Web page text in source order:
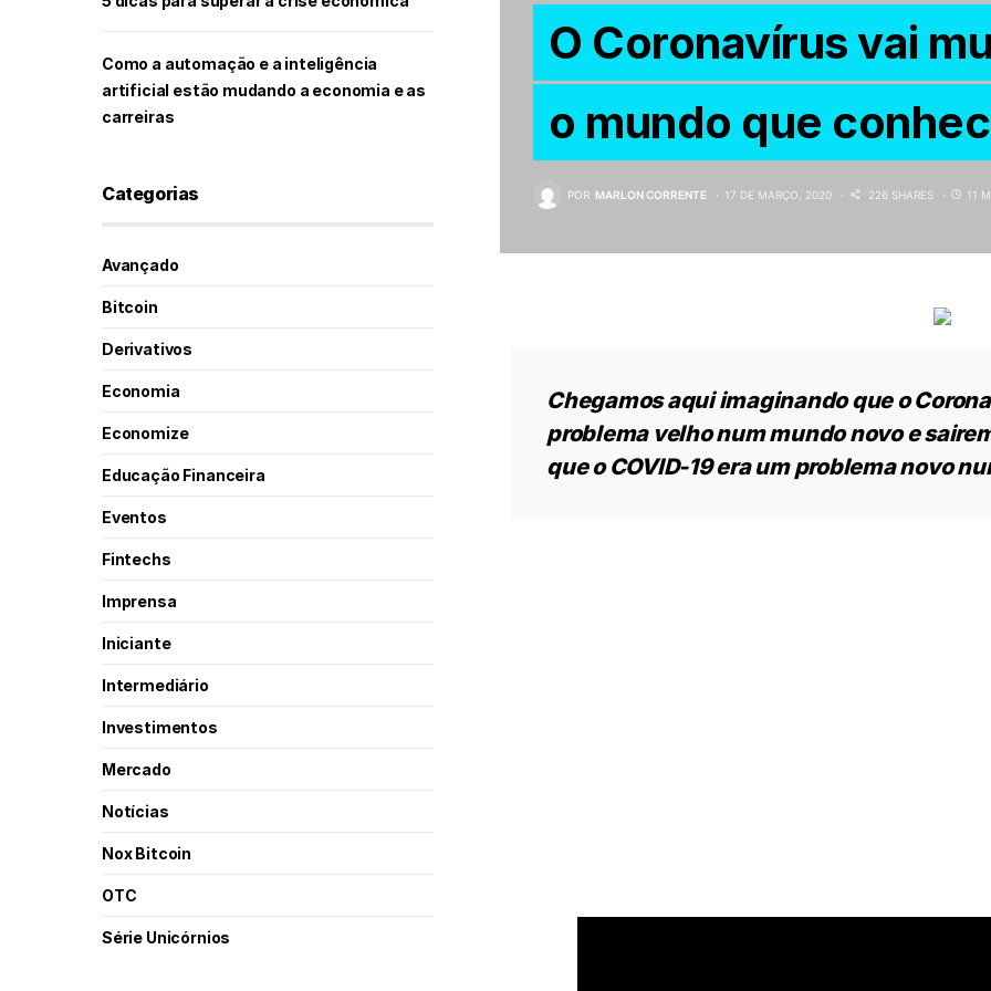
O Coronavírus vai
o mundo que
POR MARLON CORRENTE 17 DE MARÇO, 2020 226 SHARES 11
Chegamos aqui imaginando que o
problema velho num mundo novo e
que o COVID-19 era um problema novo
Como a automação e a inteligência
artificial estão mudando a economia e as
carreiras
Categorias
Avançado
Bitcoin
Derivativos
Economia
Economize
Educação Financeira
Eventos
Fintechs
Imprensa
Iniciante
Intermediário
Investimentos
Mercado
Notícias
Nox Bitcoin
OTC
Série Unicórnios